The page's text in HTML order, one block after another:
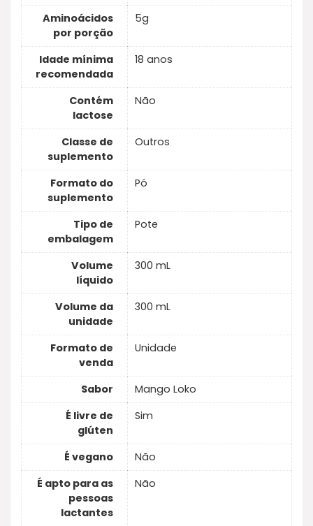
Aminoácidos
por porção
5g
Idade mínima
recomendada
18 anos
Contém
lactose
Não
Classe de
suplemento
Outros
Formato do
suplemento
Pó
Tipo de
embalagem
Pote
Volume
líquido
300 mL
Volume da
unidade
300 mL
Formato de
venda
Unidade
Sabor
Mango Loko
É livre de
glúten
Sim
É vegano
Não
É apto para as
pessoas
lactantes
Não